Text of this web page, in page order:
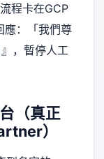
程卡在GCP
應：「我們尊
，暫停人工
（真正
）